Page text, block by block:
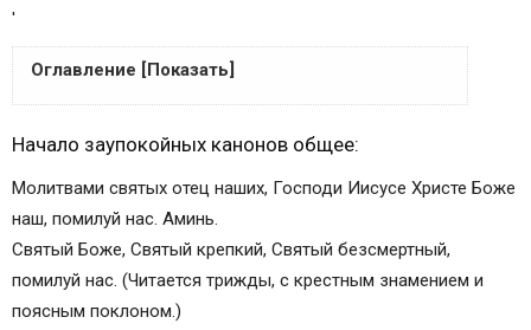
'
Оглавление [Показать]
Тропарь, глас 8-й
Псалом 50
Канон, глас 6-й
Песнь 1.
Песнь 3.
Седален, глас 6-й
Начало заупокойных канонов общее:
Молитвами святых отец наших, Господи Иисусе Христе Боже
наш, помилуй нас. Аминь.
Святый Боже, Святый крепкий, Святый безсмертный,
помилуй нас. (Читается трижды, с крестным знамением и
поясным поклоном.)